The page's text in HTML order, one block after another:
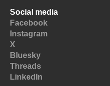
Social media
Facebook
Instagram
X
Bluesky
Threads
LinkedIn